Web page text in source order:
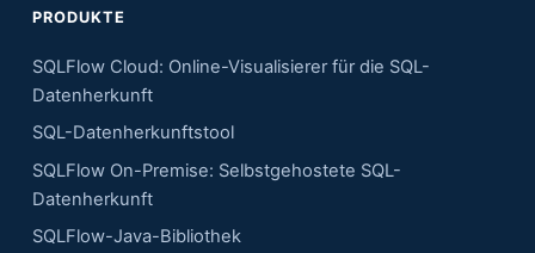
PRODUKTE
SQLFlow Cloud: Online-Visualisierer für die SQL-
Datenherkunft
SQL-Datenherkunftstool
SQLFlow On-Premise: Selbstgehostete SQL-
Datenherkunft
SQLFlow-Java-Bibliothek